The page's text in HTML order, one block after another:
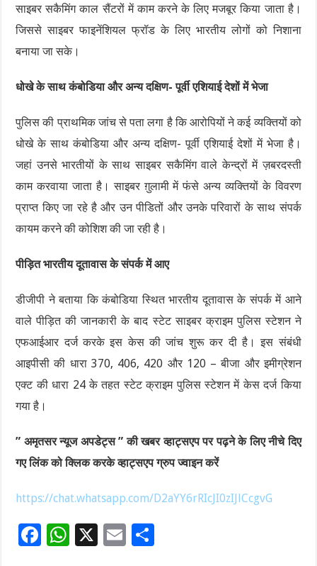
साइबर सकैमिंग काल सैंटरों में काम करने के लिए मजबूर किया जाता है।
जिससे साइबर फाइनेंशियल फ्रॉड के लिए भारतीय लोगों को निशाना
बनाया जा सके।
धोखे के साथ कंबोडिया और अन्य दक्षिण- पूर्वी एशियाई देशों में भेजा
पुलिस की प्राथमिक जांच से पता लगा है कि आरोपियों ने कई व्यक्तियों को
धोखे के साथ कंबोडिया और अन्य दक्षिण- पूर्वी एशियाई देशों में भेजा है।
जहां उनसे भारतीयों के साथ साइबर सकैमिंग वाले केन्द्रों में ज़बरदस्ती
काम करवाया जाता है। साइबर ग़ुलामी में फंसे अन्य व्यक्तियों के विवरण
प्राप्त किए जा रहे है और उन पीडितों और उनके परिवारों के साथ संपर्क
कायम करने की कोशिश की जा रही है।
पीड़ित भारतीय दूतावास के संपर्क में आए
डीजीपी ने बताया कि कंबोडिया स्थित भारतीय दूतावास के संपर्क में आने
वाले पीड़ित की जानकारी के बाद स्टेट साइबर क्राइम पुलिस स्टेशन ने
एफआईआर दर्ज करके इस केस की जांच शुरू कर दी है। इस संबंधी
आइपीसी की धारा 370, 406, 420 और 120 – बीजा और इमीग्रेशन
एक्ट की धारा 24 के तहत स्टेट क्राइम पुलिस स्टेशन में केस दर्ज किया
गया है।
” अमृतसर न्यूज अपडेट्स ” की खबर व्हाट्सएप पर पढ़ने के लिए नीचे दिए
गए लिंक को क्लिक करके व्हाट्सएप ग्रुप ज्वाइन करें
https://chat.whatsapp.com/D2aYY6rRIcJI0zIJlCcgvG
F
W X
E